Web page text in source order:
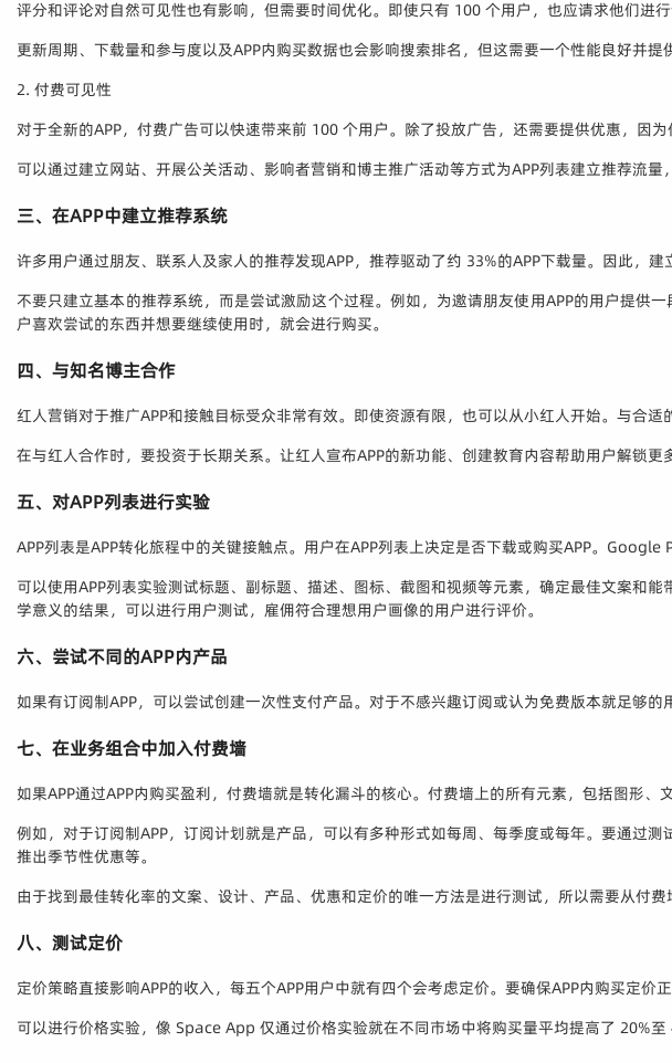
评分和评论对自然可见性也有影响，但需要时间优化。即使只有 100 个用户，也应请求他们进
更新周期、下载量和参与度以及APP内购买数据也会影响搜索排名，但这需要一个性能良好并提
2. 付费可见性
对于全新的APP，付费广告可以快速带来前 100 个用户。除了投放广告，还需要提供优惠，因为
可以通过建立网站、开展公关活动、影响者营销和博主推广活动等方式为APP列表建立推荐流量
三、在APP中建立推荐系统
许多用户通过朋友、联系人及家人的推荐发现APP，推荐驱动了约 33%的APP下载量。因此，建
不要只建立基本的推荐系统，而是尝试激励这个过程。例如，为邀请朋友使用APP的用户提供
户喜欢尝试的东西并想要继续使用时，就会进行购买。
四、与知名博主合作
红人营销对于推广APP和接触目标受众非常有效。即使资源有限，也可以从小红人开始。与合适
在与红人合作时，要投资于长期关系。让红人宣布APP的新功能、创建教育内容帮助用户解锁
五、对APP列表进行实验
APP列表是APP转化旅程中的关键接触点。用户在APP列表上决定是否下载或购买APP。
可以使用APP列表实验测试标题、副标题、描述、图标、截图和视频等元素，确定最佳文案和
学意义的结果，可以进行用户测试，雇佣符合理想用户画像的用户进行评价。
六、尝试不同的APP内产品
如果有订阅制APP，可以尝试创建一次性支付产品。对于不感兴趣订阅或认为免费版本就足够
七、在业务组合中加入付费墙
如果APP通过APP内购买盈利，付费墙就是转化漏斗的核心。付费墙上的所有元素，包括图形、
例如，对于订阅制APP，订阅计划就是产品，可以有多种形式如每周、每季度或每年。要通过
推出季节性优惠等。
由于找到最佳转化率的文案、设计、产品、优惠和定价的唯一方法是进行测试，所以需要从付
八、测试定价
定价策略直接影响APP的收入，每五个APP用户中就有四个会考虑定价。要确保APP内购买定
可以进行价格实验，像 Space App 仅通过价格实验就在不同市场中将购买量平均提高了 20%